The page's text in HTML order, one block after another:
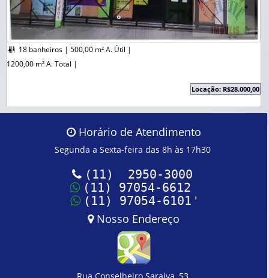
 18 banheiros | 500,00 m² A. Útil |
1200,00 m² A. Total |
Locação: R$28.000,00
Horário de Atendimento
Segunda a Sexta-feira das 8h às 17h30
(11) 2950-3000
(11) 97054-6612
(11) 97054-6101 '
Nosso Endereço